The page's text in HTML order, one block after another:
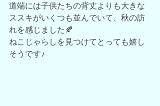
道端には子供たちの背丈よりも大きな
ススキがいくつも並んでいて、秋の訪
れを感じました🍂
ねこじゃらしを見つけてとっても嬉し
そうです♪